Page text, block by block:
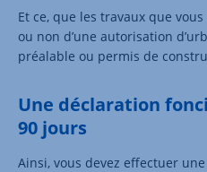
Et ce, que les travaux que
ou non d’une autorisation
préalable ou permis de
Une déclaration
90 jours
Ainsi, vous devez effectuer une